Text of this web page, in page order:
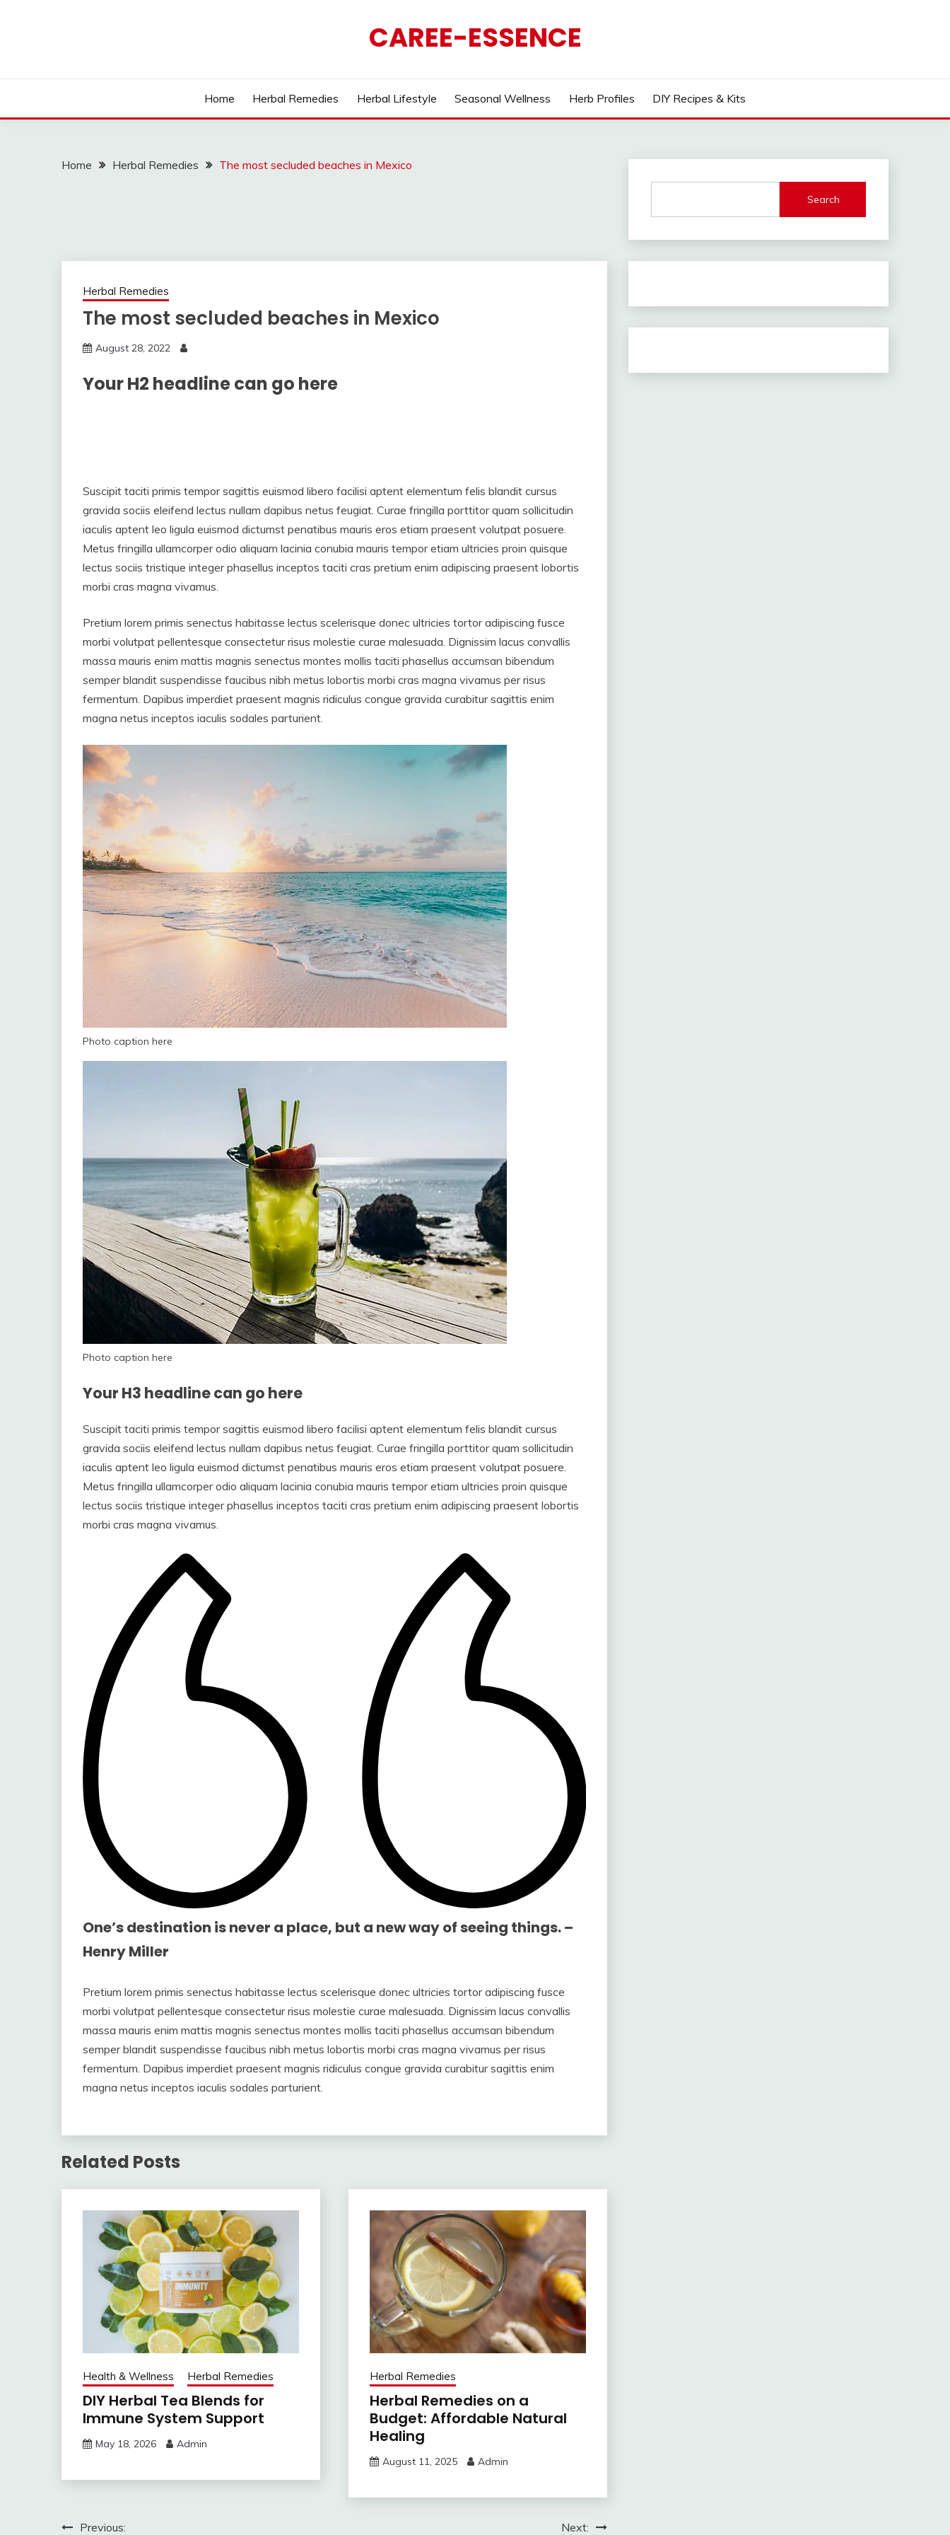
CAREE-ESSENCE
Home Herbal Remedies Herbal Lifestyle Seasonal Wellness Herb Profiles DIY Recipes & Kits
Home Herbal Remedies The most secluded beaches in Mexico
Herbal Remedies
The most secluded beaches in Mexico
August 28, 2022
Your H2 headline can go here
Suscipit taciti primis tempor sagittis euismod libero facilisi aptent elementum felis blandit cursus
gravida sociis eleifend lectus nullam dapibus netus feugiat. Curae fringilla porttitor quam sollicitudin
iaculis aptent leo ligula euismod dictumst penatibus mauris eros etiam praesent volutpat posuere.
Metus fringilla ullamcorper odio aliquam lacinia conubia mauris tempor etiam ultricies proin quisque
lectus sociis tristique integer phasellus inceptos taciti cras pretium enim adipiscing praesent lobortis
morbi cras magna vivamus.
Pretium lorem primis senectus habitasse lectus scelerisque donec ultricies tortor adipiscing fusce
morbi volutpat pellentesque consectetur risus molestie curae malesuada. Dignissim lacus convallis
massa mauris enim mattis magnis senectus montes mollis taciti phasellus accumsan bibendum
semper blandit suspendisse faucibus nibh metus lobortis morbi cras magna vivamus per risus
fermentum. Dapibus imperdiet praesent magnis ridiculus congue gravida curabitur sagittis enim
magna netus inceptos iaculis sodales parturient.
Photo caption here
Photo caption here
Your H3 headline can go here
Suscipit taciti primis tempor sagittis euismod libero facilisi aptent elementum felis blandit cursus
gravida sociis eleifend lectus nullam dapibus netus feugiat. Curae fringilla porttitor quam sollicitudin
iaculis aptent leo ligula euismod dictumst penatibus mauris eros etiam praesent volutpat posuere.
Metus fringilla ullamcorper odio aliquam lacinia conubia mauris tempor etiam ultricies proin quisque
lectus sociis tristique integer phasellus inceptos taciti cras pretium enim adipiscing praesent lobortis
morbi cras magna vivamus.
One’s destination is never a place, but a new way of seeing things. –
Henry Miller
Pretium lorem primis senectus habitasse lectus scelerisque donec ultricies tortor adipiscing fusce
morbi volutpat pellentesque consectetur risus molestie curae malesuada. Dignissim lacus convallis
massa mauris enim mattis magnis senectus montes mollis taciti phasellus accumsan bibendum
semper blandit suspendisse faucibus nibh metus lobortis morbi cras magna vivamus per risus
fermentum. Dapibus imperdiet praesent magnis ridiculus congue gravida curabitur sagittis enim
magna netus inceptos iaculis sodales parturient.
Related Posts
Health & Wellness Herbal Remedies
DIY Herbal Tea Blends for
Immune System Support
May 18, 2026 Admin
Herbal Remedies
Herbal Remedies on a
Budget: Affordable Natural
Healing
August 11, 2025 Admin
PostPrevious: Next:
Search